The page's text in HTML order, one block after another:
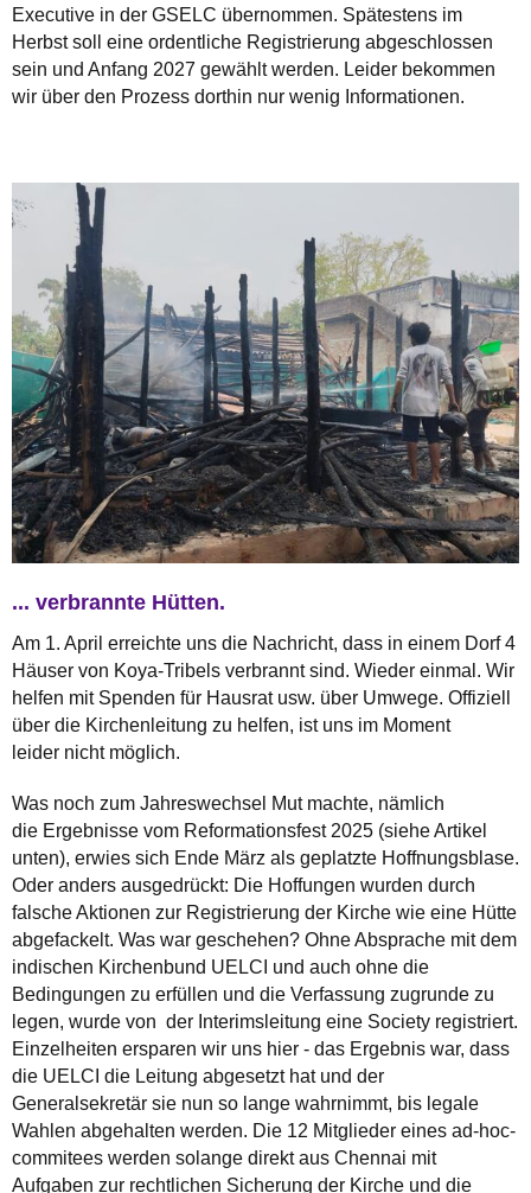
Executive in der GSELC übernommen. Spätestens im
Herbst soll eine ordentliche Registrierung abgeschlossen
sein und Anfang 2027 gewählt werden. Leider bekommen
wir über den Prozess dorthin nur wenig Informationen.
... verbrannte Hütten.
Am 1. April erreichte uns die Nachricht, dass in einem Dorf 4
Häuser von Koya-Tribels verbrannt sind. Wieder einmal. Wir
helfen mit Spenden für Hausrat usw. über Umwege. Offiziell
über die Kirchenleitung zu helfen, ist uns im Moment
leider nicht möglich.
Was noch zum Jahreswechsel Mut machte, nämlich
die Ergebnisse vom Reformationsfest 2025 (siehe Artikel
unten), erwies sich Ende März als geplatzte Hoffnungsblase.
Oder anders ausgedrückt: Die Hoffungen wurden durch
falsche Aktionen zur Registrierung der Kirche wie eine Hütte
abgefackelt. Was war geschehen? Ohne Absprache mit dem
indischen Kirchenbund UELCI und auch ohne die
Bedingungen zu erfüllen und die Verfassung zugrunde zu
legen, wurde von der Interimsleitung eine Society registriert.
Einzelheiten ersparen wir uns hier - das Ergebnis war, dass
die UELCI die Leitung abgesetzt hat und der
Generalsekretär sie nun so lange wahrnimmt, bis legale
Wahlen abgehalten werden. Die 12 Mitglieder eines ad-hoc-
commitees werden solange direkt aus Chennai mit
Aufgaben zur rechtlichen Sicherung der Kirche und die